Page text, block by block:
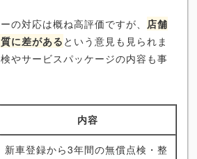
の対応は概ね高評価ですが、 店舗
に差がある という意見も見られま
やサービスパッケージの内容も事
内容
新車登録から3年間の無償点検・整